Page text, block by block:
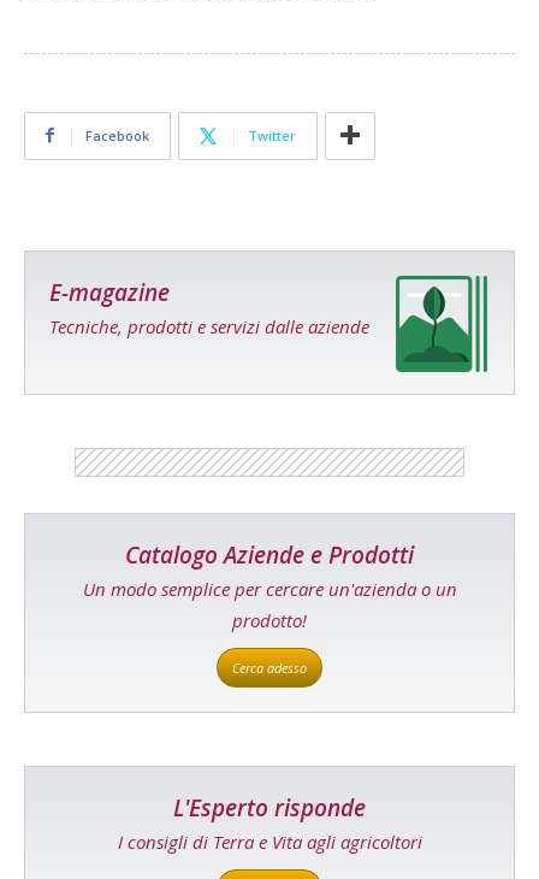
Facebook Twitter
E-magazine
Tecniche, prodotti e servizi dalle aziende
Catalogo Aziende e Prodotti
Un modo semplice per cercare un'azienda o un
prodotto!
Cerca adesso
L'Esperto risponde
I consigli di Terra e Vita agli agricoltori